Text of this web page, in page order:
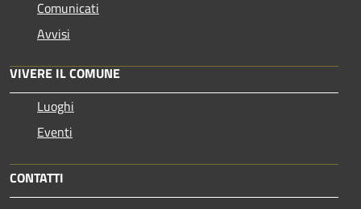
Comunicati
Avvisi
VIVERE IL COMUNE
Luoghi
Eventi
CONTATTI